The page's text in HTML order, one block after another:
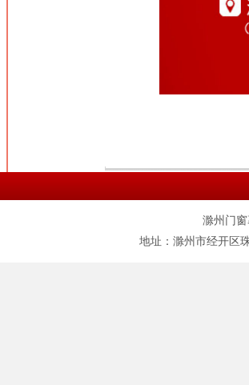
滁州门窗
地址：滁州市经开区